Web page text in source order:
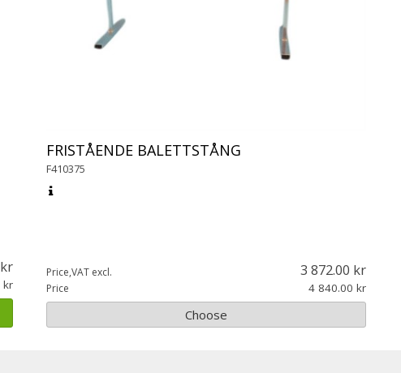
FRISTÅENDE BALETTSTÅNG
F410375
Price,VAT excl. 3 872.00
Price 4 840.00
Choose